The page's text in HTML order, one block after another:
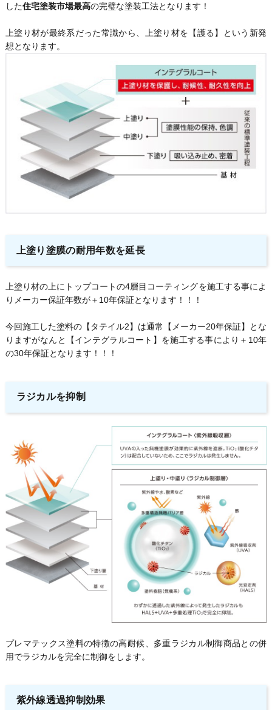
した住宅塗装市場最高の完璧な塗装工法となります！
上塗り材が最終系だった常識から、上塗り材を【護る】という新発
想となります。
上塗り塗膜の耐用年数を延長
上塗り材の上にトップコートの4層目コーティングを施工する事によ
りメーカー保証年数が＋10年保証となります！！！
今回施工した塗料の【タテイル2】は通常【メーカー20年保証】とな
りますがなんと【インテグラルコート】を施工する事により＋10年
の30年保証となります！！！
ラジカルを抑制
プレマテックス塗料の特徴の高耐候、多重ラジカル制御商品との併
用でラジカルを完全に制御をします。
紫外線透過抑制効果